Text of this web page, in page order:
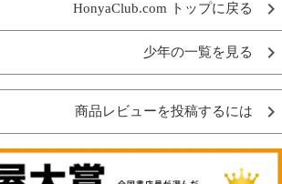
HonyaClub.com トップに戻る
少年の一覧を見る
商品レビューを投稿するには